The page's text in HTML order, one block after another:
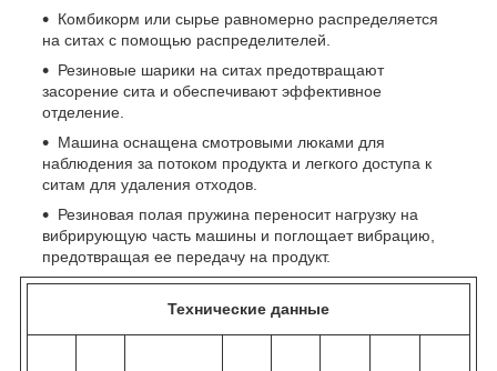
Комбикорм или сырье равномерно распределяется
на ситах с помощью распределителей.
Резиновые шарики на ситах предотвращают
засорение сита и обеспечивают эффективное
отделение.
Машина оснащена смотровыми люками для
наблюдения за потоком продукта и легкого доступа к
ситам для удаления отходов.
Резиновая полая пружина переносит нагрузку на
вибрирующую часть машины и поглощает вибрацию,
предотвращая ее передачу на продукт.
Технические данные